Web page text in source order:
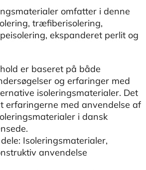
omfatter i denne
træfiberisolering,
ekspanderet perlit og
er baseret på både
og erfaringer med
isoleringsmaterialer. Det
erfaringerne med anvendelse af
i dansk
Isoleringsmaterialer,
anvendelse